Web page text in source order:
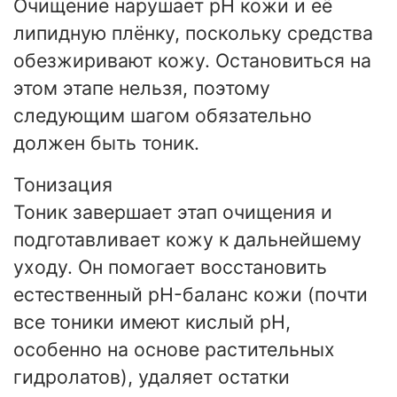
Очищение нарушает pH кожи и её
липидную плёнку, поскольку средства
обезжиривают кожу. Остановиться на
этом этапе нельзя, поэтому
следующим шагом обязательно
должен быть тоник.
Тонизация
Тоник завершает этап очищения и
подготавливает кожу к дальнейшему
уходу. Он помогает восстановить
естественный pH-баланс кожи (почти
все тоники имеют кислый pH,
особенно на основе растительных
гидролатов), удаляет остатки